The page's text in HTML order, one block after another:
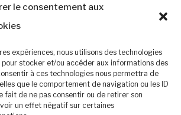
le consentement aux
expériences, nous utilisons des technologies
pour stocker et/ou accéder aux informations des
à ces technologies nous permettra de
que le comportement de navigation ou les ID
fait de ne pas consentir ou de retirer son
un effet négatif sur certaines